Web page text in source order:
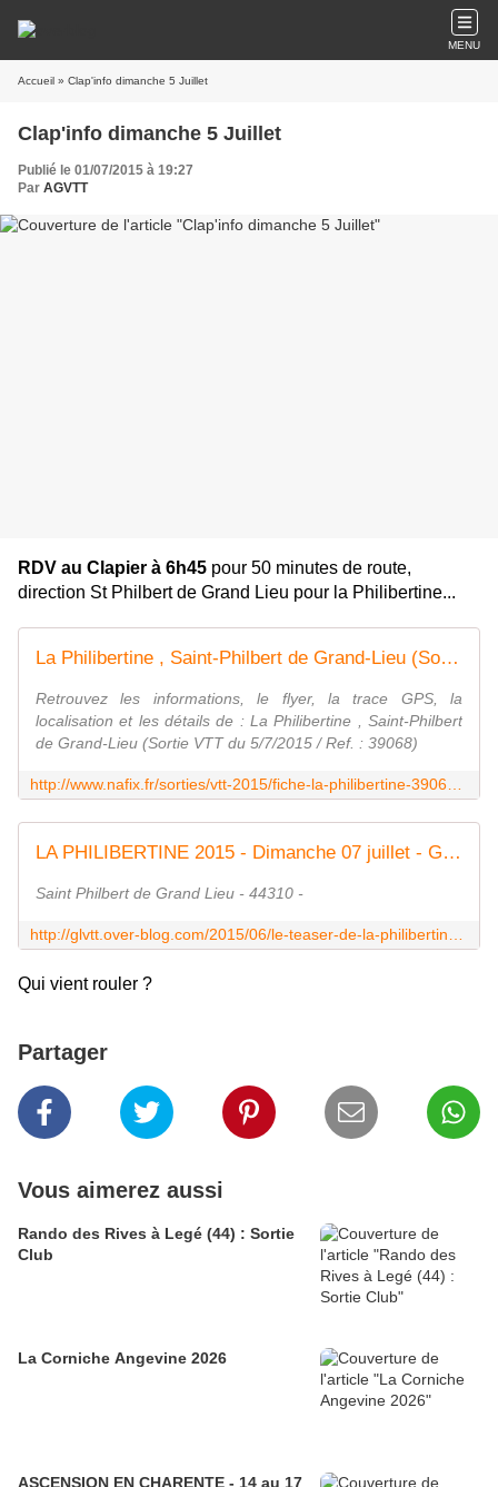
MENU
Accueil » Clap'info dimanche 5 Juillet
Clap'info dimanche 5 Juillet
Publié le 01/07/2015 à 19:27
Par AGVTT
RDV au Clapier à 6h45 pour 50 minutes de route,
direction St Philbert de Grand Lieu pour la Philibertine...
La Philibertine , Saint-Philbert de Grand-Lieu (Sortie VTT du 5/7/2015 / Ref. : 39068)
Retrouvez les informations, le flyer, la trace GPS, la
localisation et les détails de : La Philibertine , Saint-Philbert
de Grand-Lieu (Sortie VTT du 5/7/2015 / Ref. : 39068)
LA PHILIBERTINE 2015 - Dimanche 07 juillet - Grand Lieu VTT
Saint Philbert de Grand Lieu - 44310 -
Qui vient rouler ?
Partager
Vous aimerez aussi
Rando des Rives à Legé (44) : Sortie
Club
La Corniche Angevine 2026
ASCENSION EN CHARENTE - 14 au 17